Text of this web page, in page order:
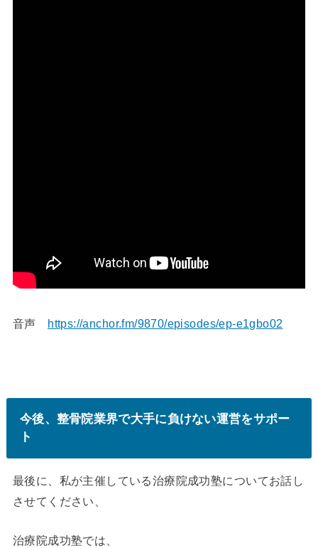
音声 https://anchor.fm/9870/episodes/ep-e1gbo02
今後、整骨院業界で大手に負けない運営をサポー
ト
最後に、私が主催している治療院成功塾についてお話し
させてください、
治療院成功塾では、